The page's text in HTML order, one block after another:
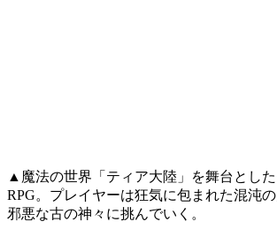
▲魔法の世界「ティア大陸」を舞台とし
RPG。プレイヤーは狂気に包まれた混沌の
邪悪な古の神々に挑んでいく。